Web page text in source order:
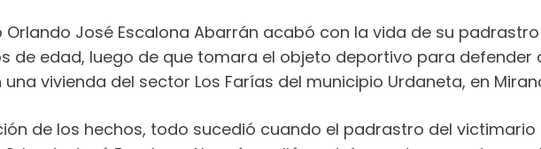
José Escalona Abarrán acabó con la vida de su
de edad, luego de que tomara el objeto deportivo para
vivienda del sector Los Farías del municipio Urdaneta, en
de los hechos, todo sucedió cuando el padrastro del